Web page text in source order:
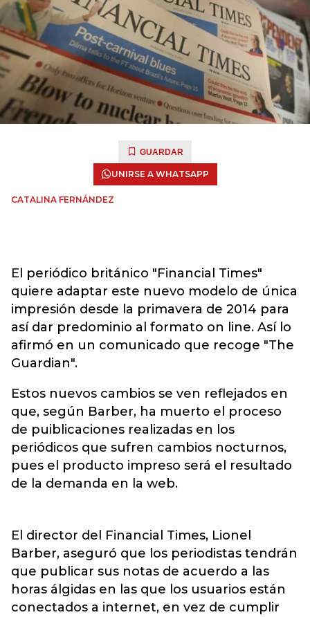
GUARDAR
UNIRSE A WHATSAPP
CATALINA FERNÁNDEZ
El periódico británico "Financial Times"
quiere adaptar este nuevo modelo de única
impresión desde la primavera de 2014 para
así dar predominio al formato on line. Así lo
afirmó en un comunicado que recoge "The
Guardian".
Estos nuevos cambios se ven reflejados en
que, según Barber, ha muerto el proceso
de puiblicaciones realizadas en los
periódicos que sufren cambios nocturnos,
pues el producto impreso será el resultado
de la demanda en la web.
El director del Financial Times, Lionel
Barber, aseguró que los periodistas tendrán
que publicar sus notas de acuerdo a las
horas álgidas en las que los usuarios están
conectados a internet, en vez de cumplir